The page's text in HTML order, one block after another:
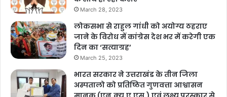
March 28, 2023
लोकसभा से राहुल गांधी को अयोग्य ठहराए
जाने के विरोध में कांग्रेस देश भर में करेगी एक
दिन का ‘सत्याग्रह’
March 25, 2023
भारत सरकार ने उत्तराखंड के तीन जिला
अस्पतालो को प्रतिष्ठित गुणवत्ता आश्वासन